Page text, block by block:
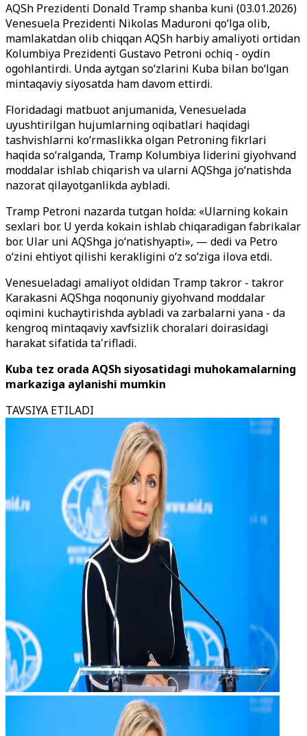
AQSh Prezidenti Donald Tramp shanba kuni (03.01.2026)
Venesuela Prezidenti Nikolas Maduroni qo‘lga olib,
mamlakatdan olib chiqqan AQSh harbiy amaliyoti ortidan
Kolumbiya Prezidenti Gustavo Petroni ochiq - oydin
ogohlantirdi. Unda aytgan so‘zlarini Kuba bilan bo‘lgan
mintaqaviy siyosatda ham davom ettirdi.
Floridadagi matbuot anjumanida, Venesuelada
uyushtirilgan hujumlarning oqibatlari haqidagi
tashvishlarni ko‘rmaslikka olgan Petroning fikrlari
haqida so‘ralganda, Tramp Kolumbiya liderini giyohvand
moddalar ishlab chiqarish va ularni AQShga jo‘natishda
nazorat qilayotganlikda aybladi.
Tramp Petroni nazarda tutgan holda: «Ularning kokain
sexlari bor. U yerda kokain ishlab chiqaradigan fabrikalar
bor. Ular uni AQShga jo‘natishyapti», — dedi va Petro
o‘zini ehtiyot qilishi kerakligini o‘z so‘ziga ilova etdi.
Venesueladagi amaliyot oldidan Tramp takror - takror
Karakasni AQShga noqonuniy giyohvand moddalar
oqimini kuchaytirishda aybladi va zarbalarni yana - da
kengroq mintaqaviy xavfsizlik choralari doirasidagi
harakat sifatida ta'rifladi.
Kuba tez orada AQSh siyosatidagi muhokamalarning
markaziga aylanishi mumkin
TAVSIYA ETILADI